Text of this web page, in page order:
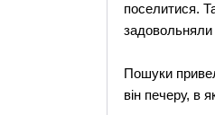
поселитися.
задовольняли
Пошуки
він печеру, в